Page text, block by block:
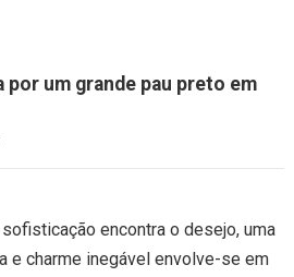
por um grande pau preto em
encontra o desejo, uma
e charme inegável envolve-se em